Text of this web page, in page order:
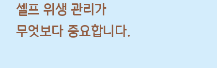
셀프 위생 관리가
무엇보다 중요합니다.